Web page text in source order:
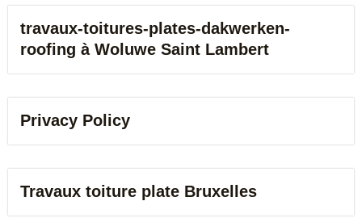
travaux-toitures-plates-dakwerken-
roofing à Woluwe Saint Lambert
Privacy Policy
Travaux toiture plate Bruxelles